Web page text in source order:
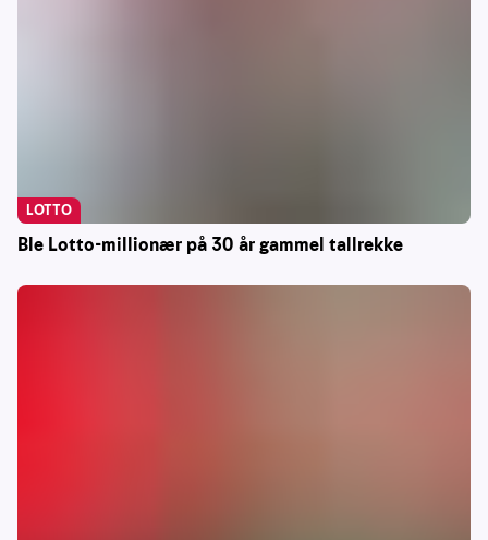
Ble Lotto-millionær på 30 år gammel tallrekke
LOTTO